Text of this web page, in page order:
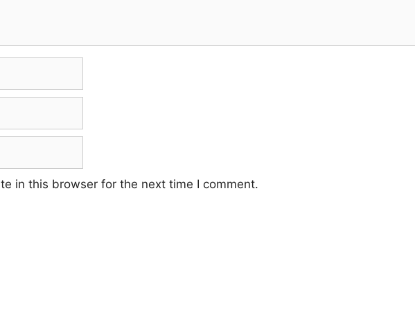
in this browser for the next time I comment.